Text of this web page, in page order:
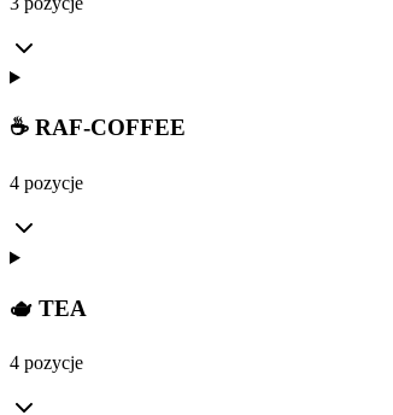
☕ RAF-COFFEE
4 pozycje
🫖 TEA
4 pozycje